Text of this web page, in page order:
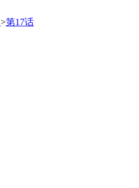
>第17话